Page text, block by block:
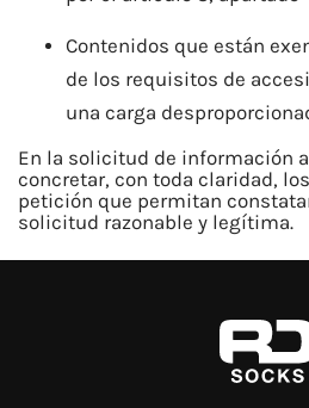
Contenidos que están
de los requisitos de
una carga
En la solicitud de información
concretar, con toda claridad,
petición que permitan
solicitud razonable y legítima.